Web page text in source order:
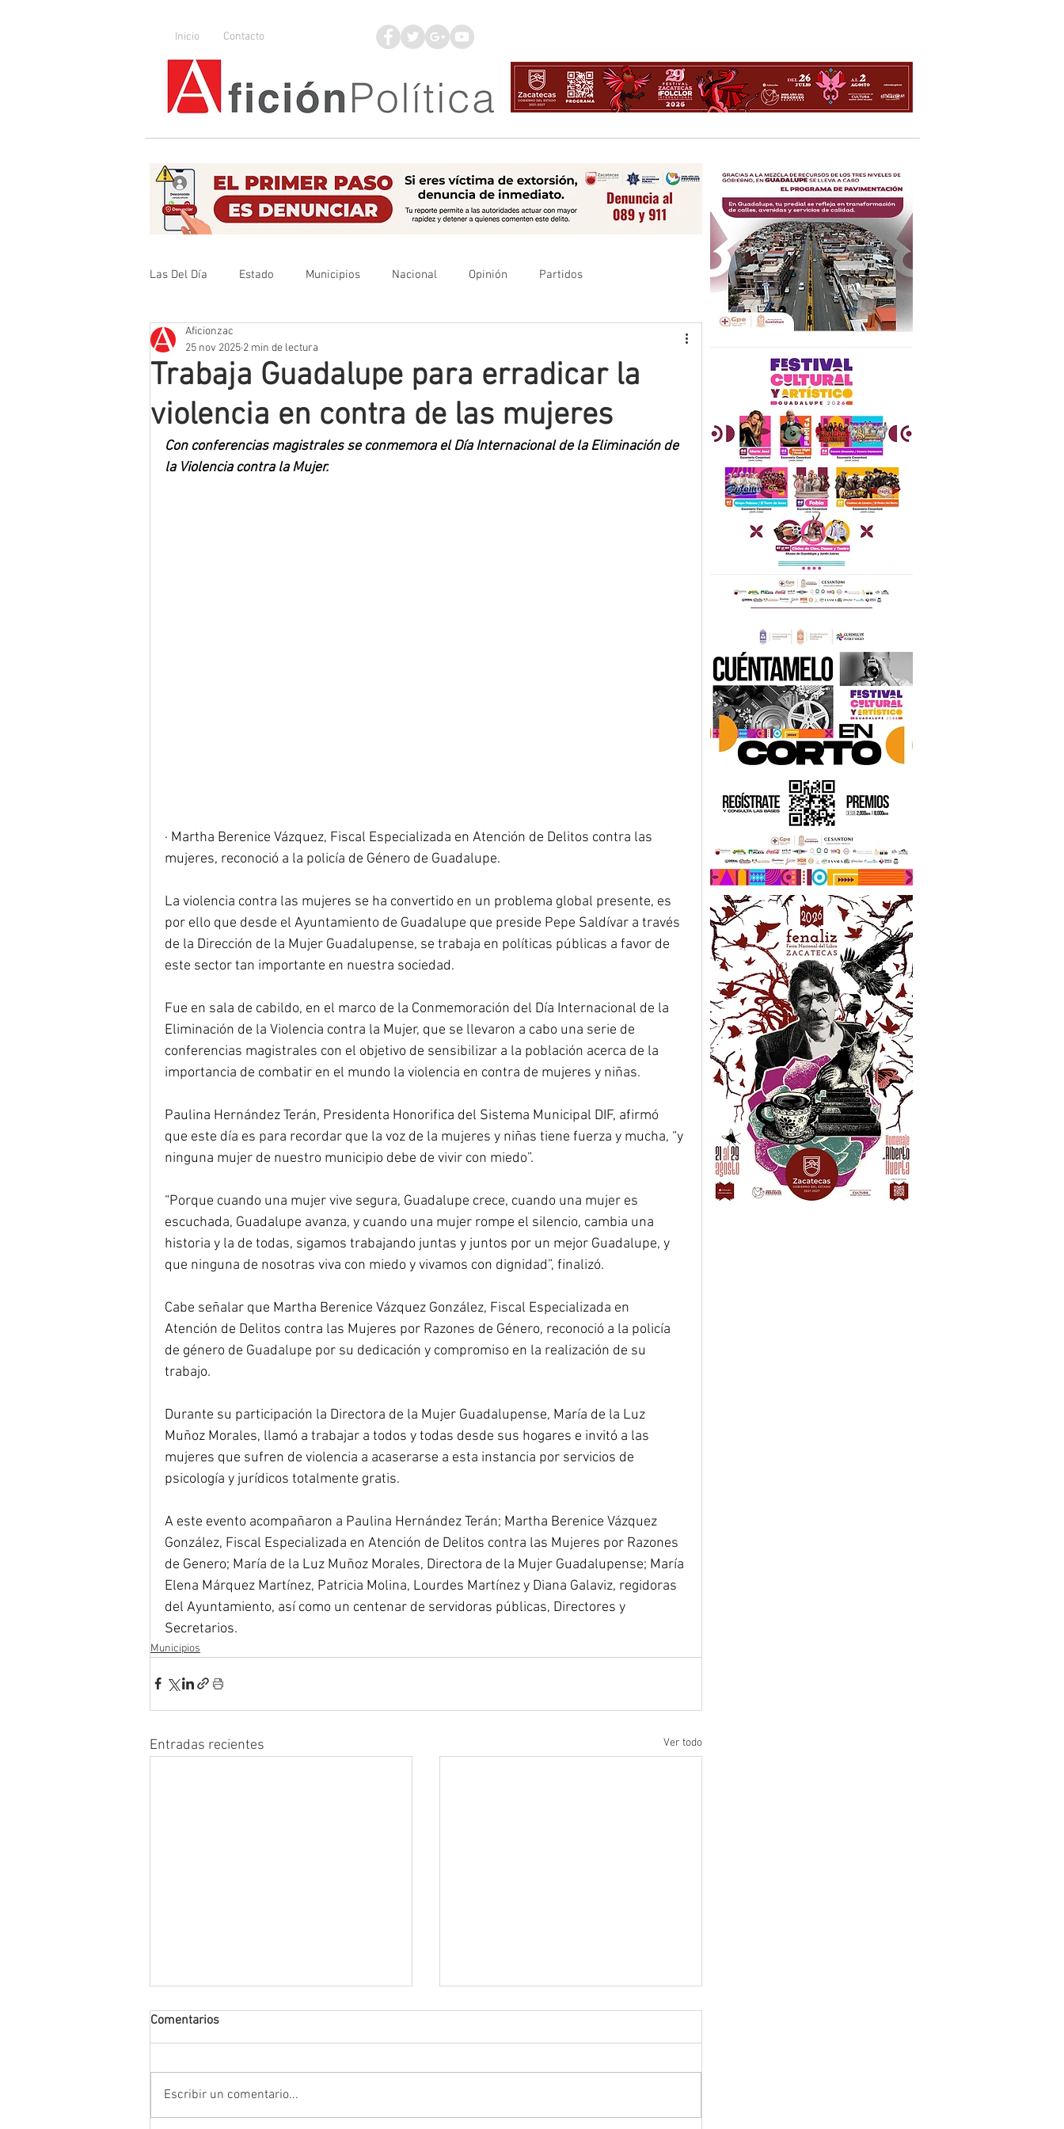
Inicio Contacto
Las Del Día Estado Municipios Nacional Opinión Partidos
Que no se olvide
Mineros LNBP
Trabaja Guadalupe para erradicar la
violencia en contra de las mujeres
Aficionzac
25 nov 2025 2 min de lectura
Con conferencias magistrales se conmemora el Día Internacional de la Eliminación de
la Violencia contra la Mujer.
· Martha Berenice Vázquez, Fiscal Especializada en Atención de Delitos contra las
mujeres, reconoció a la policía de Género de Guadalupe.
La violencia contra las mujeres se ha convertido en un problema global presente, es
por ello que desde el Ayuntamiento de Guadalupe que preside Pepe Saldívar a través
de la Dirección de la Mujer Guadalupense, se trabaja en políticas públicas a favor de
este sector tan importante en nuestra sociedad.
Fue en sala de cabildo, en el marco de la Conmemoración del Día Internacional de la
Eliminación de la Violencia contra la Mujer, que se llevaron a cabo una serie de
conferencias magistrales con el objetivo de sensibilizar a la población acerca de la
importancia de combatir en el mundo la violencia en contra de mujeres y niñas.
Paulina Hernández Terán, Presidenta Honorifica del Sistema Municipal DIF, afirmó
que este día es para recordar que la voz de la mujeres y niñas tiene fuerza y mucha, “y
ninguna mujer de nuestro municipio debe de vivir con miedo”.
“Porque cuando una mujer vive segura, Guadalupe crece, cuando una mujer es
escuchada, Guadalupe avanza, y cuando una mujer rompe el silencio, cambia una
historia y la de todas, sigamos trabajando juntas y juntos por un mejor Guadalupe, y
que ninguna de nosotras viva con miedo y vivamos con dignidad”, finalizó.
Cabe señalar que Martha Berenice Vázquez González, Fiscal Especializada en
Atención de Delitos contra las Mujeres por Razones de Género, reconoció a la policía
de género de Guadalupe por su dedicación y compromiso en la realización de su
trabajo.
Durante su participación la Directora de la Mujer Guadalupense, María de la Luz
Muñoz Morales, llamó a trabajar a todos y todas desde sus hogares e invitó a las
mujeres que sufren de violencia a acaserarse a esta instancia por servicios de
psicología y jurídicos totalmente gratis.
A este evento acompañaron a Paulina Hernández Terán; Martha Berenice Vázquez
González, Fiscal Especializada en Atención de Delitos contra las Mujeres por Razones
de Genero; María de la Luz Muñoz Morales, Directora de la Mujer Guadalupense; María
Elena Márquez Martínez, Patricia Molina, Lourdes Martínez y Diana Galaviz, regidoras
del Ayuntamiento, así como un centenar de servidoras públicas, Directores y
Secretarios.
Municipios
Entradas recientes Ver todo
Comentarios
Escribir un comentario...